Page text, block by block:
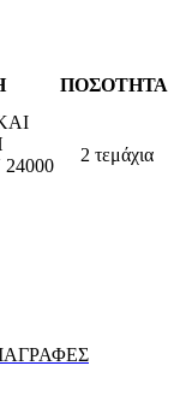
ΠΟΣΟΤΗΤΑ
2 τεμάχια